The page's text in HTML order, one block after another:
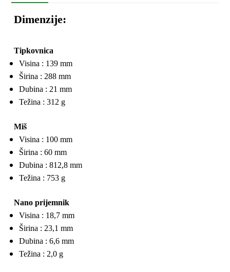
Dimenzije:
Tipkovnica
Visina : 139 mm
Širina : 288 mm
Dubina : 21 mm
Težina : 312 g
Miš
Visina : 100 mm
Širina : 60 mm
Dubina : 812,8 mm
Težina : 753 g
Nano prijemnik
Visina : 18,7 mm
Širina : 23,1 mm
Dubina : 6,6 mm
Težina : 2,0 g